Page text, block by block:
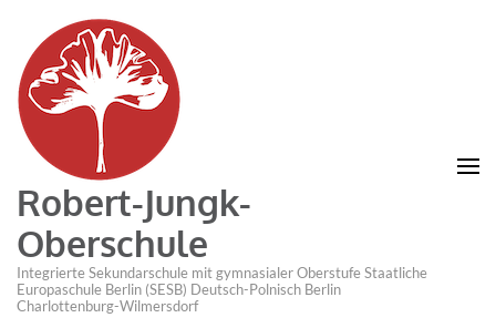
Robert-Jungk-
Oberschule
Integrierte Sekundarschule mit gymnasialer Oberstufe Staatliche
Europaschule Berlin (SESB) Deutsch-Polnisch Berlin
Charlottenburg-Wilmersdorf